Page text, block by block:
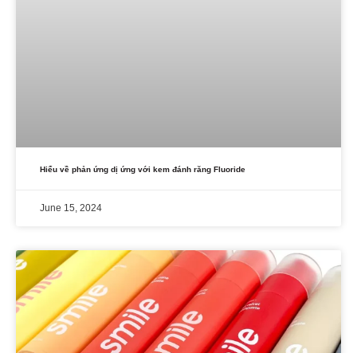
Hiểu về phản ứng dị ứng với kem đánh răng Fluoride
June 15, 2024